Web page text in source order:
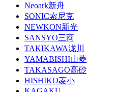
Neoark新舟
SONIC索尼克
NEWKON新光
SANSYO三商
TAKIKAWA泷川
YAMABISHI山菱
TAKASAGO高砂
HISHIKO菱小